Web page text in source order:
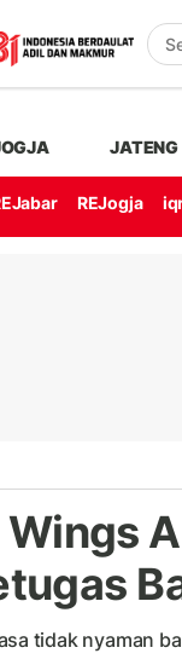
JATENG
REJogja
tidak nyaman